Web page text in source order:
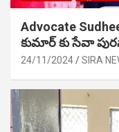
Advocate
కుమార్ కు సేవా
24/11/2024 SIRA